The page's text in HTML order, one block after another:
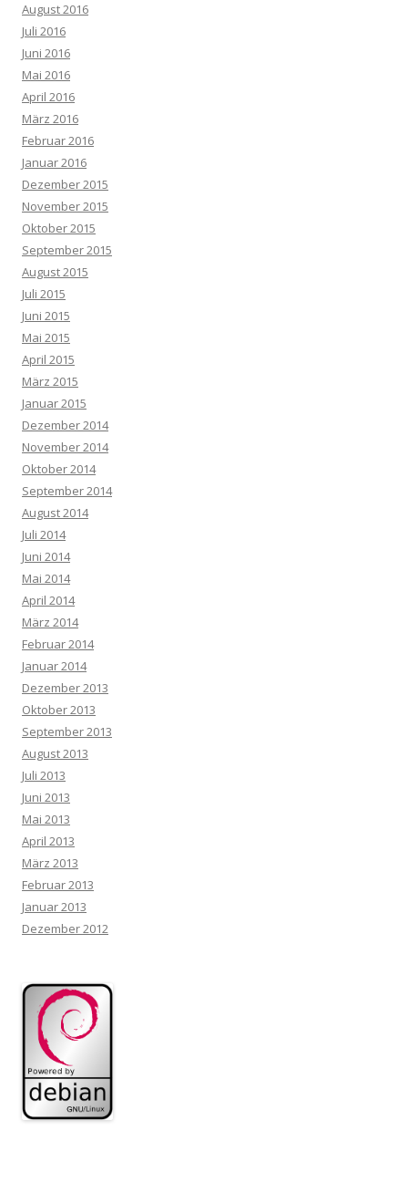
August 2016
Juli 2016
Juni 2016
Mai 2016
April 2016
März 2016
Februar 2016
Januar 2016
Dezember 2015
November 2015
Oktober 2015
September 2015
August 2015
Juli 2015
Juni 2015
Mai 2015
April 2015
März 2015
Januar 2015
Dezember 2014
November 2014
Oktober 2014
September 2014
August 2014
Juli 2014
Juni 2014
Mai 2014
April 2014
März 2014
Februar 2014
Januar 2014
Dezember 2013
Oktober 2013
September 2013
August 2013
Juli 2013
Juni 2013
Mai 2013
April 2013
März 2013
Februar 2013
Januar 2013
Dezember 2012